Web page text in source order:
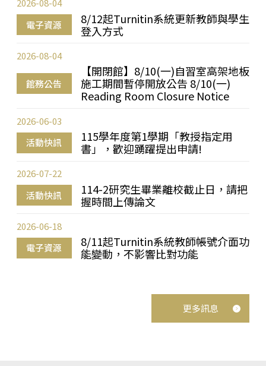
電子資源
8/12起Turnitin系統更新教師與學生
登入方式
2026-08-04
館務公告
【開閉館】8/10(一)自習室高架地板
施工期間暫停開放公告 8/10(一)
Reading Room Closure Notice
2026-08-04
活動快訊
115學年度第1學期「教授指定用
書」，歡迎踴躍提出申請!
2026-06-03
活動快訊
114-2研究生畢業離校截止日，請把
握時間上傳論文
2026-07-22
電子資源
8/11起Turnitin系統教師帳號介面功
能變動，不影響比對功能
2026-06-18
更多訊息